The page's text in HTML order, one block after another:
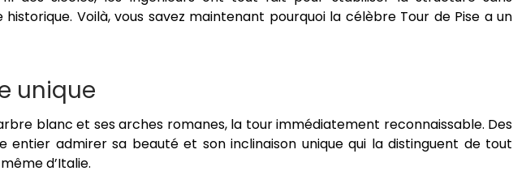
Voilà, vous savez maintenant pourquoi la célèbre Tour de Pise a un
unique
blanc et ses arches romanes, la tour immédiatement reconnaissable. Des
entier admirer sa beauté et son inclinaison unique qui la distinguent de tout
d’Italie.